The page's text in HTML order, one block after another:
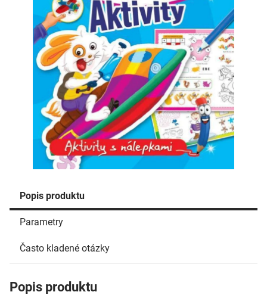
Popis produktu
Parametry
Často kladené otázky
Popis produktu